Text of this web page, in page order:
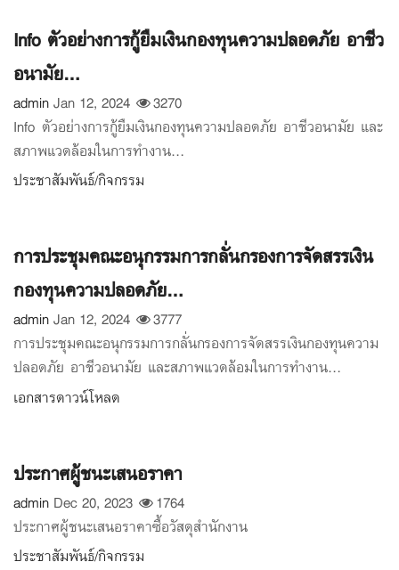
Info ตัวอย่างการกู้ยืมเงินกองทุนความปลอดภัย อาชีว
อนามัย...
adminJan 12, 2024
3270
Info ตัวอย่างการกู้ยืมเงินกองทุนความปลอดภัย อาชีวอนามัย และ
สภาพแวดล้อมในการทำงาน...
ประชาสัมพันธ์/กิจกรรม
การประชุมคณะอนุกรรมการกลั่นกรองการจัดสรรเงิน
กองทุนความปลอดภัย...
adminJan 12, 2024
3777
การประชุมคณะอนุกรรมการกลั่นกรองการจัดสรรเงินกองทุนความ
ปลอดภัย อาชีวอนามัย และสภาพแวดล้อมในการทำงาน...
เอกสารดาวน์โหลด
ประกาศผู้ชนะเสนอราคา
admin Dec 20, 2023
1764
ประกาศผู้ชนะเสนอราคาซื้อวัสดุสำนักงาน
ประชาสัมพันธ์/กิจกรรม